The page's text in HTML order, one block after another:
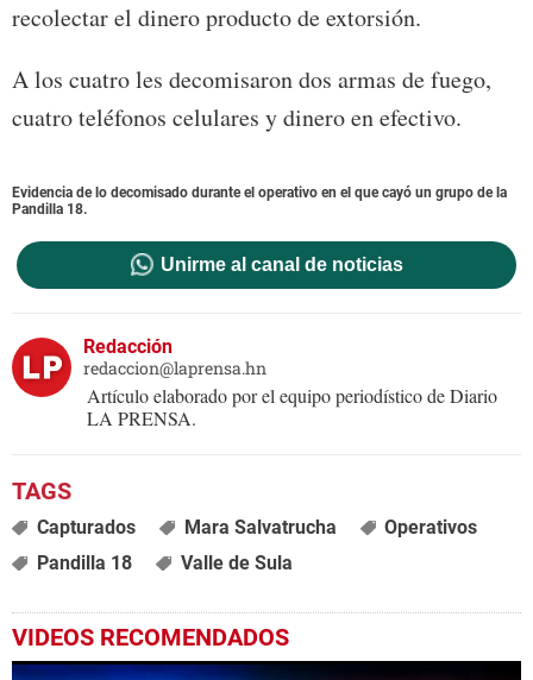
recolectar el dinero producto de extorsión.
A los cuatro les decomisaron dos armas de fuego,
cuatro teléfonos celulares y dinero en efectivo.
Evidencia de lo decomisado durante el operativo en el que cayó un grupo de la
Pandilla 18.
Unirme al canal de noticias
Redacción
redaccion@laprensa.hn
Artículo elaborado por el equipo periodístico de Diario
LA PRENSA.
Capturados Mara Salvatrucha
Operativos
Pandilla 18
Valle de Sula
VIDEOS RECOMENDADOS